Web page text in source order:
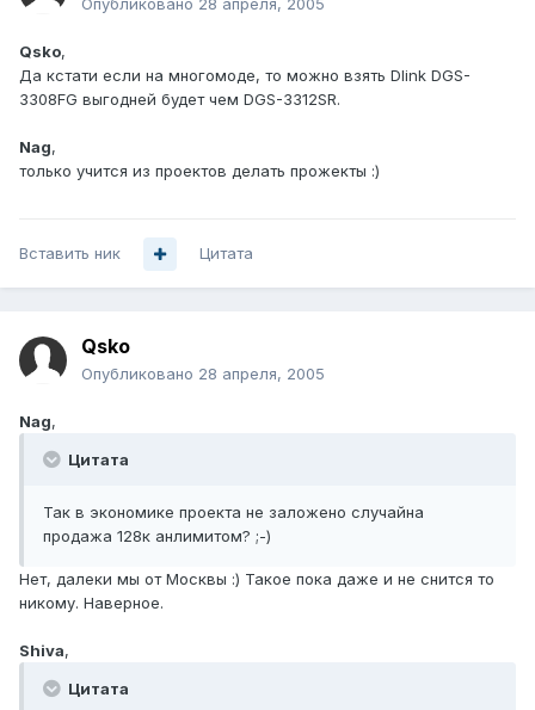
Опубликовано 28 апреля, 2005
Qsko,
Да кстати если на многомоде, то можно взять Dlink DGS-
3308FG выгодней будет чем DGS-3312SR.
Nag,
только учится из проектов делать прожекты :)
Вставить ник Цитата
Qsko
Опубликовано 28 апреля, 2005
Nag,
Цитата
Так в экономике проекта не заложено случайна
продажа 128к анлимитом? ;-)
Нет, далеки мы от Москвы :) Такое пока даже и не снится то
никому. Наверное.
Shiva,
Цитата